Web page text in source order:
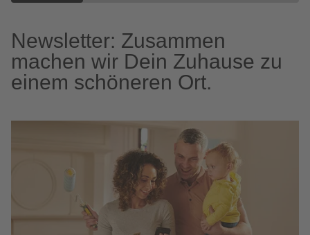
Newsletter: Zusammen
machen wir Dein Zuhause zu
einem schöneren Ort.